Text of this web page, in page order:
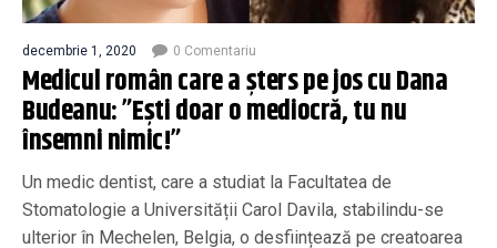
decembrie 1, 2020 0 Comentariu
Medicul român care a șters pe jos cu Dana
Budeanu: ”Ești doar o mediocră, tu nu
însemni nimic!”
Un medic dentist, care a studiat la Facultatea de
Stomatologie a Universității Carol Davila, stabilindu-se
ulterior în Mechelen, Belgia, o desființează pe creatoarea